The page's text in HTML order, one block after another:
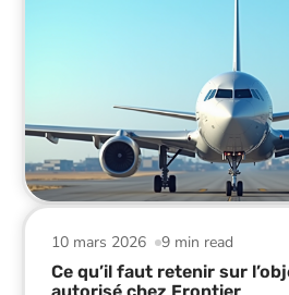
9 min read
10 mars 2026
Ce qu’il faut retenir sur